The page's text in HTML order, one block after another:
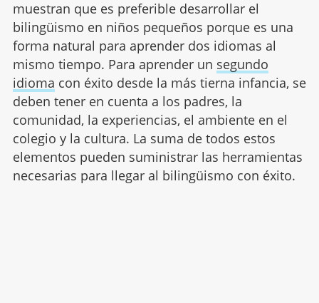
muestran que es preferible desarrollar el
bilingüismo en niños pequeños porque es una
forma natural para aprender dos idiomas al
mismo tiempo. Para aprender un segundo
idioma con éxito desde la más tierna infancia, se
deben tener en cuenta a los padres, la
comunidad, la experiencias, el ambiente en el
colegio y la cultura. La suma de todos estos
elementos pueden suministrar las herramientas
necesarias para llegar al bilingüismo con éxito.